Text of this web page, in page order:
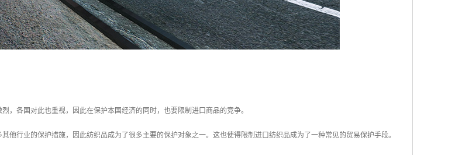
，各国对此也重视，因此在保护本国经济的同时，也要限制进口商品的竞争。
他行业的保护措施，因此纺织品成为了很多主要的保护对象之一。这也使得限制进口纺织品成为了一种常见的贸易保护手段。